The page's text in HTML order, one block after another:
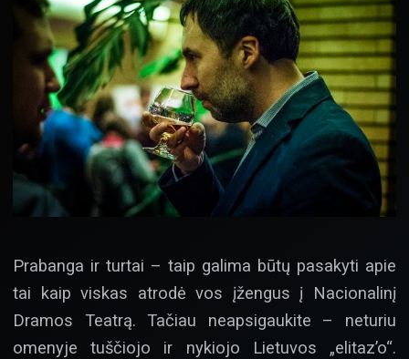
Prabanga ir turtai – taip galima būtų pasakyti apie
tai kaip viskas atrodė vos įžengus į Nacionalinį
Dramos Teatrą. Tačiau neapsigaukite – neturiu
omenyje tuščiojo ir nykiojo Lietuvos „elitaz’o“.